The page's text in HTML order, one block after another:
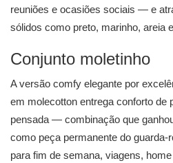
reuniões e ocasiões sociais — e
sólidos como preto, marinho, areia
Conjunto moletinho
A versão comfy elegante por
em molecotton entrega conforto de
pensada — combinação que
como peça permanente do guarda-
para fim de semana, viagens,